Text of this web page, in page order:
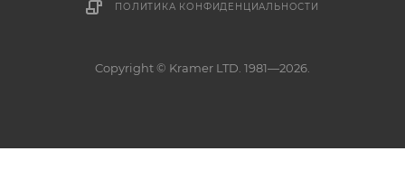
ПОЛИТИКА КОНФИДЕНЦИАЛЬНОСТИ
Copyright © Kramer LTD. 1981—2026.